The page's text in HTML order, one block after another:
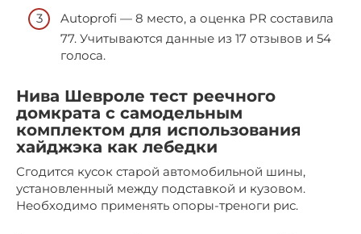
Autoprofi — 8 место, а оценка PR составила
77. Учитываются данные из 17 отзывов и 54
голоса.
Нива Шевроле тест реечного
домкрата с самодельным
комплектом для использования
хайджэка как лебедки
Сгодится кусок старой автомобильной шины,
установленный между подставкой и кузовом.
Необходимо применять опоры-треноги рис.